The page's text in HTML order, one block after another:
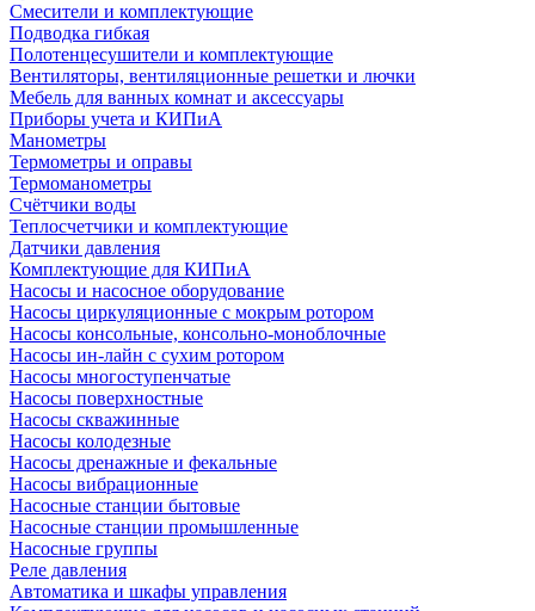
Смесители и комплектующие
Подводка гибкая
Полотенцесушители и комплектующие
Вентиляторы, вентиляционные решетки и лючки
Мебель для ванных комнат и аксессуары
Приборы учета и КИПиА
Манометры
Термометры и оправы
Термоманометры
Счётчики воды
Теплосчетчики и комплектующие
Датчики давления
Комплектующие для КИПиА
Насосы и насосное оборудование
Насосы циркуляционные с мокрым ротором
Насосы консольные, консольно-моноблочные
Насосы ин-лайн с сухим ротором
Насосы многоступенчатые
Насосы поверхностные
Насосы скважинные
Насосы колодезные
Насосы дренажные и фекальные
Насосы вибрационные
Насосные станции бытовые
Насосные станции промышленные
Насосные группы
Реле давления
Автоматика и шкафы управления